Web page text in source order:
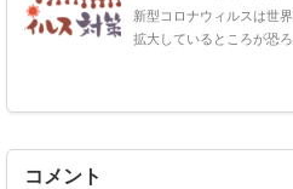
新型コロナウィルスは世
拡大しているところが恐
コメント